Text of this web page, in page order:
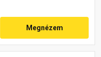
Megnézem